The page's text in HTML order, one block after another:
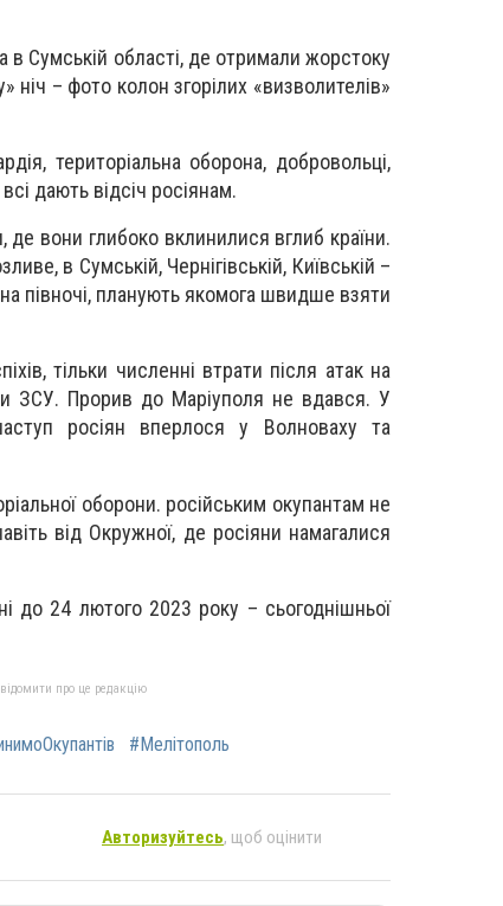
в Сумській області, де отримали жорстоку
– фото колон згорілих «визволителів»
територіальна оборона, добровольці,
дають відсіч росіянам.
де вони глибоко вклинилися вглиб країни.
в Сумській, Чернігівській, Київській –
півночі, планують якомога швидше взяти
тільки численні втрати після атак на
ЗСУ. Прорив до Маріуполя не вдався. У
росіян вперлося у Волноваху та
оборони. російським окупантам не
від Окружної, де росіяни намагалися
24 лютого 2023 року – сьогоднішньої
про це редакцію
#Мелітополь
Авторизуйтесь, щоб оцінити